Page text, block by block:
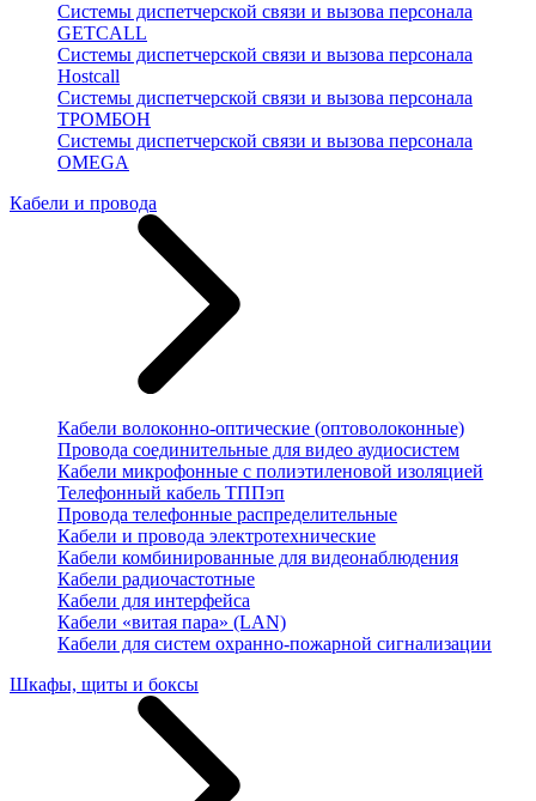
Системы диспетчерской связи и вызова персонала
GETCALL
Системы диспетчерской связи и вызова персонала
Hostcall
Системы диспетчерской связи и вызова персонала
ТРОМБОН
Системы диспетчерской связи и вызова персонала
OMEGA
Кабели и провода
Кабели волоконно-оптические (оптоволоконные)
Провода соединительные для видео аудиосистем
Кабели микрофонные с полиэтиленовой изоляцией
Телефонный кабель ТППэп
Провода телефонные распределительные
Кабели и провода электротехнические
Кабели комбинированные для видеонаблюдения
Кабели радиочастотные
Кабели для интерфейса
Кабели «витая пара» (LAN)
Кабели для систем охранно-пожарной сигнализации
Шкафы, щиты и боксы